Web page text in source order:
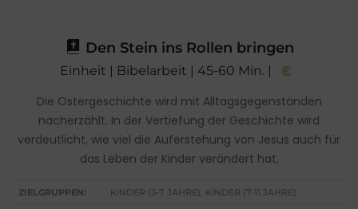
Den Stein ins Rollen bringen
Einheit | Bibelarbeit | 45-60 Min. |
Die Ostergeschichte wird mit Alltagsgegenständen
nacherzählt. In der Vertiefung der Geschichte wird
verdeutlicht, wie viel die Auferstehung von Jesus auch für
das Leben der Kinder verändert hat.
ZIELGRUPPEN: KINDER (3-7 JAHRE), KINDER (7-11 JAHRE)